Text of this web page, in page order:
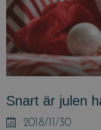
Snart är julen
Posted2018/11/30